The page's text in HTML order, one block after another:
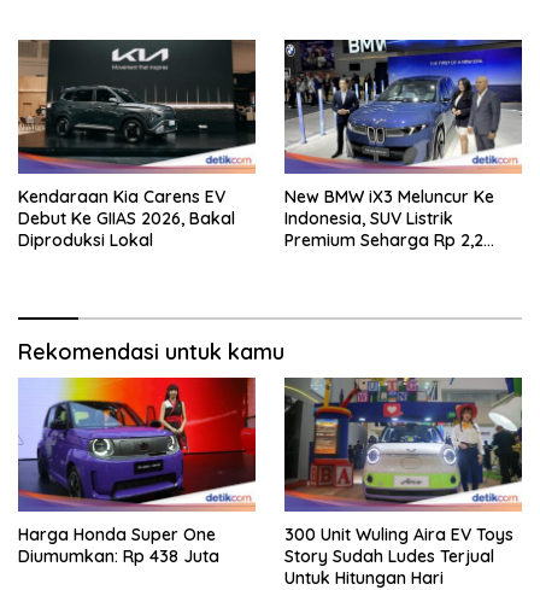
Kendaraan Kia Carens EV
Debut Ke GIIAS 2026, Bakal
Diproduksi Lokal
New BMW iX3 Meluncur Ke
Indonesia, SUV Listrik
Premium Seharga Rp 2,2
Rekomendasi untuk kamu
Harga Honda Super One
Diumumkan: Rp 438 Juta
300 Unit Wuling Aira EV Toys
Story Sudah Ludes Terjual
Untuk Hitungan Hari